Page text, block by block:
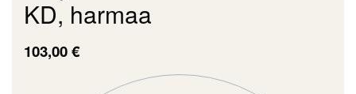
KD, harmaa
103,00€